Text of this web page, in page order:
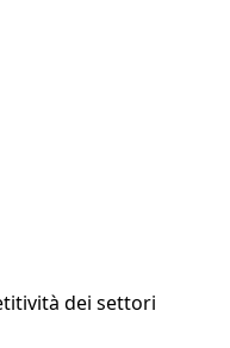
dei settori